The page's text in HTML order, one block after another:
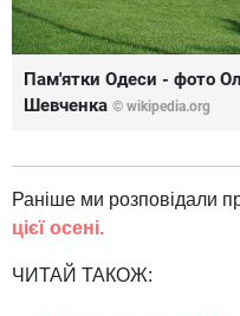
Пам'ятки Одеси - фото
Шевченка © wikipedia.org
Раніше ми розповідали
цієї осені.
ЧИТАЙ ТАКОЖ: